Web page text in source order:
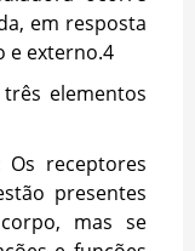
em resposta
e externo.4
elementos
Os receptores
presentes
mas se